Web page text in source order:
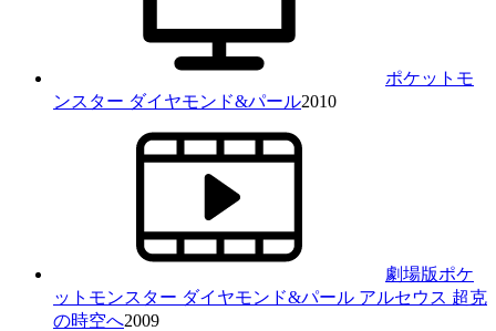
ポケットモ
ンスター ダイヤモンド&パール2010
劇場版ポケ
ットモンスター ダイヤモンド&パール アルセウス 超克
の時空へ2009